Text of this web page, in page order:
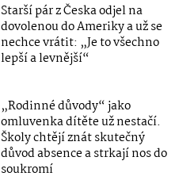
Starší pár z Česka odjel na
dovolenou do Ameriky a už se
nechce vrátit: „Je to všechno
lepší a levnější“
„Rodinné důvody“ jako
omluvenka dítěte už nestačí.
Školy chtějí znát skutečný
důvod absence a strkají nos do
soukromí